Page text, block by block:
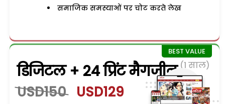
समाजिक समस्याओं पर चोट करते लेख
डिजिटल + 24 प्रिंट मैगजीन (1 साल)
USD150 USD129